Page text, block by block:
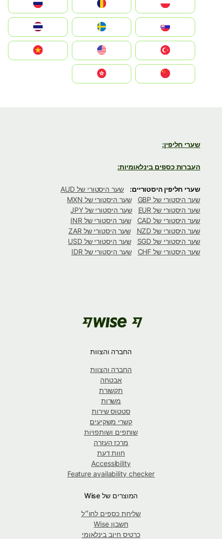
România
Slovensko
United States
Vietnam
שערי חליפין:
העברות כספים בינלאומיות:
שערי חליפין היסטוריים:
שער היסטורי של AUD
שער היסטורי של GBP
שער היסטורי של MXN
שער היסטורי של EUR
שער היסטורי של JPY
שער היסטורי של CAD
שער היסטורי של INR
שער היסטורי של NZD
שער היסטורי של ZAR
שער היסטורי של SGD
שער היסטורי של USD
שער היסטורי של CHF
שער היסטורי של IDR
החברה והצוות
החברה והצוות
אבטחה
תקשורת
משרות
סטטוס שירות
קשרי משקיעים
שותפים ושותפויות
מרכז העזרה
חוות דעת
Accessibility
Feature availability checker
המוצרים של Wise
שליחת כספים לחו״ל
חשבון Wise
כרטיס חיוב בינלאומי